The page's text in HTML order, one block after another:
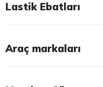
Lastik Ebatları
Araç markaları